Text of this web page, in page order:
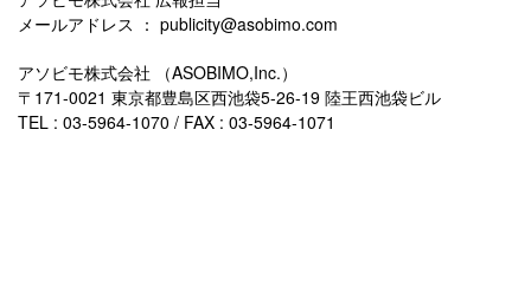
メールアドレス ： publicity@asobimo.com
アソビモ株式会社 （ASOBIMO,Inc.）
〒171-0021 東京都豊島区西池袋5-26-19 陸王西池袋ビル
TEL : 03-5964-1070 / FAX : 03-5964-1071